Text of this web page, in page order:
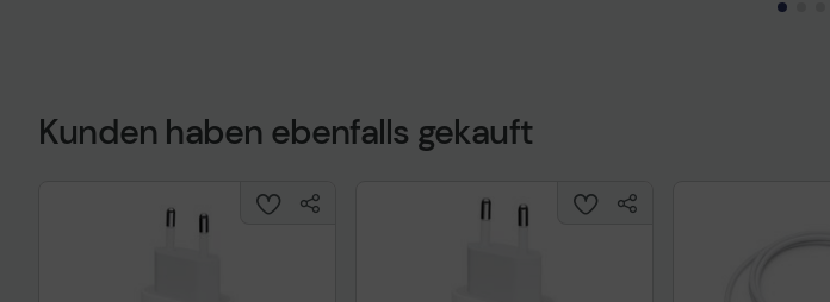
Technisches Produktdatenblatt
Kunden haben ebenfalls gekauft